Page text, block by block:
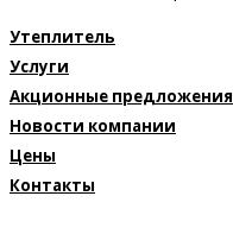
Утеплитель
Услуги
Акционные предложения
Новости компании
Цены
Контакты